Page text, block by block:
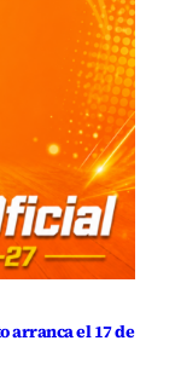
arranca el 17 de